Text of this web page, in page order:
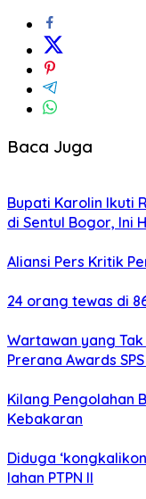
Baca Juga
Bupati Karolin Ikuti
di Sentul Bogor, Ini
Aliansi Pers Kritik
24 orang tewas di
Wartawan yang Tak
Prerana Awards
Kilang Pengolahan
Kebakaran
Diduga
lahan PTPN II